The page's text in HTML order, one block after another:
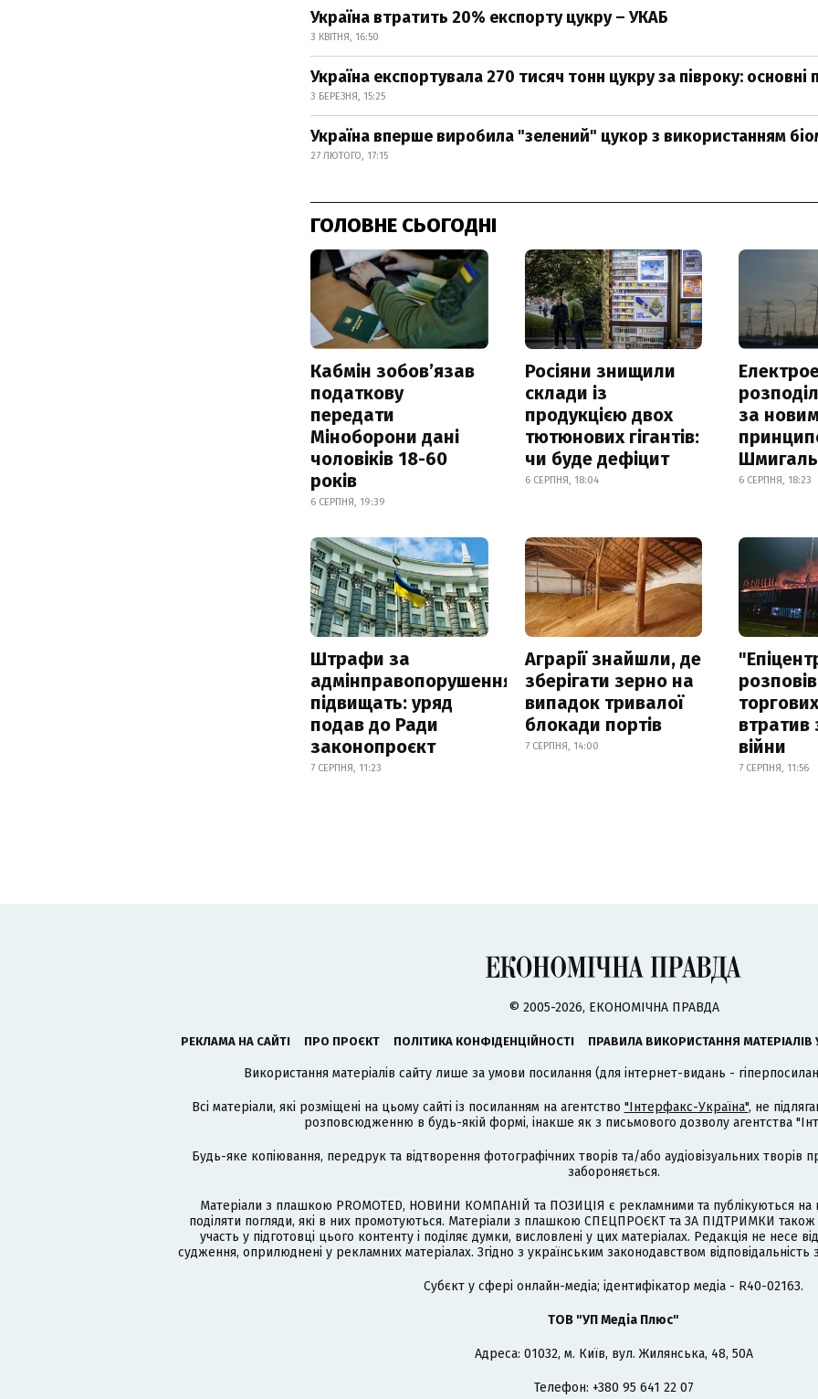
Україна втратить 20% експорту цукру – УКАБ
3 КВІТНЯ, 16:50
Україна експортувала 270 тисяч тонн цукру за півроку: основні
3 БЕРЕЗНЯ, 15:25
Україна вперше виробила "зелений" цукор з використанням
27 ЛЮТОГО, 17:15
ГОЛОВНЕ СЬОГОДНІ
Кабмін зобовʼязав
податкову
передати
Міноборони дані
чоловіків 18-60
років
6 СЕРПНЯ, 19:39
Росіяни знищили
склади із
продукцією двох
тютюнових гігантів:
чи буде дефіцит
6 СЕРПНЯ, 18:04
за
Шмигаль
6 СЕРПНЯ, 18:23
Штрафи за
адмінправопорушення
підвищать: уряд
подав до Ради
законопроєкт
7 СЕРПНЯ, 11:23
Аграрії знайшли, де
зберігати зерно на
випадок тривалої
блокади портів
7 СЕРПНЯ, 14:00
втратив
війни
7 СЕРПНЯ, 11:56
© 2005-2026, ЕКОНОМІЧНА ПРАВДА
РЕКЛАМА НА САЙТІ ПРО ПРОЄКТ ПОЛІТИКА КОНФІДЕНЦІЙНОСТІ ПРАВИЛА ВИКОРИСТАННЯ МАТЕРІАЛІВ
Використання матеріалів сайту лише за умови посилання (для інтернет-видань -
Всі матеріали, які розміщені на цьому сайті із посиланням на агентство "Інтерфакс-Україна", не
розповсюдженню в будь-якій формі, інакше як з письмового дозволу агентства
Будь-яке копіювання, передрук та відтворення фотографічних творів та/або аудіовізуальних
забороняється.
Матеріали з плашкою PROMOTED, НОВИНИ КОМПАНІЙ та ПОЗИЦІЯ є рекламними та публікуються на
поділяти погляди, які в них промотуються. Матеріали з плашкою СПЕЦПРОЄКТ та ЗА ПІДТРИМКИ
участь у підготовці цього контенту і поділяє думки, висловлені у цих матеріалах. Редакція не несе
судження, оприлюднені у рекламних матеріалах. Згідно з українським законодавством
Cубєкт у сфері онлайн-медіа; ідентифікатор медіа - R40-02163.
ТОВ "УП Медіа Плюс"
Адреса: 01032, м. Київ, вул. Жилянська, 48, 50А
Телефон: +380 95 641 22 07